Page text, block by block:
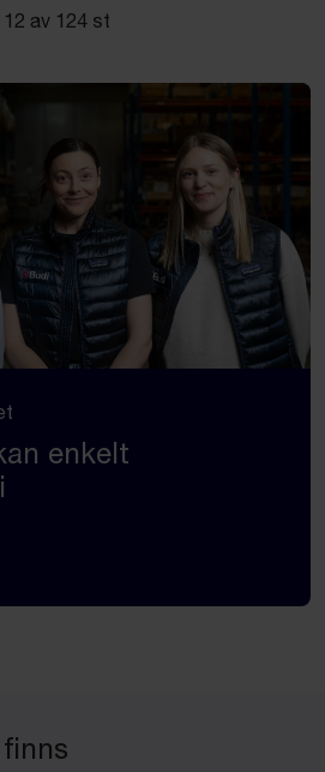
12 av 124 st
enkelt